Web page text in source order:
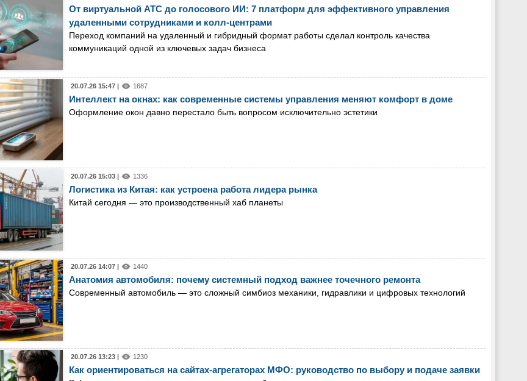
От виртуальной АТС до голосового ИИ: 7 платформ для эффективного управления
удаленными сотрудниками и колл-центрами
Переход компаний на удаленный и гибридный формат работы сделал контроль качества
коммуникаций одной из ключевых задач бизнеса
20.07.26 15:47 | 1687
Интеллект на окнах: как современные системы управления меняют комфорт в доме
Оформление окон давно перестало быть вопросом исключительно эстетики
20.07.26 15:03 | 1336
Логистика из Китая: как устроена работа лидера рынка
Китай сегодня — это производственный хаб планеты
20.07.26 14:07 | 1440
Анатомия автомобиля: почему системный подход важнее точечного ремонта
Современный автомобиль — это сложный симбиоз механики, гидравлики и цифровых технологий
20.07.26 13:23 | 1230
Как ориентироваться на сайтах-агрегаторах МФО: руководство по выбору и подаче заявки